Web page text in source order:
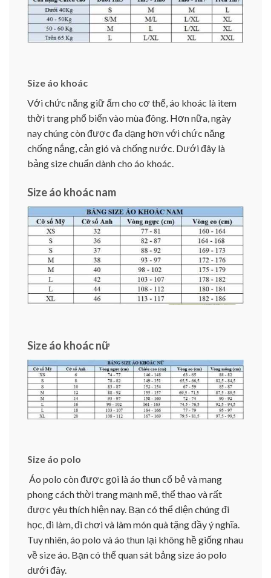
Size áo khoác
Với chức năng giữ ấm cho cơ thể, áo khoác là item
thời trang phổ biến vào mùa đông. Hơn nữa, ngày
nay chúng còn được đa dạng hơn với chức năng
chống nắng, cản gió và chống nước. Dưới đây là
bảng size chuẩn dành cho áo khoác.
Size áo khoác nam
Size áo khoác nữ
Size áo polo
Áo polo còn được gọi là áo thun cổ bẻ và mang
phong cách thời trang mạnh mẽ, thể thao và rất
được yêu thích hiện nay. Bạn có thể diện chúng đi
học, đi làm, đi chơi và làm món quà tặng đầy ý nghĩa.
Tuy nhiên, áo polo và áo thun lại không hề giống nhau
về size áo. Bạn có thể quan sát bảng size áo polo
dưới đây.